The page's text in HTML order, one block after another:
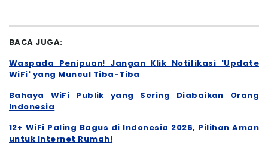
BACA JUGA:
Waspada Penipuan! Jangan Klik Notifikasi 'Update
WiFi' yang Muncul Tiba-Tiba
Bahaya WiFi Publik yang Sering Diabaikan Orang
Indonesia
12+ WiFi Paling Bagus di Indonesia 2026, Pilihan Aman
untuk Internet Rumah!